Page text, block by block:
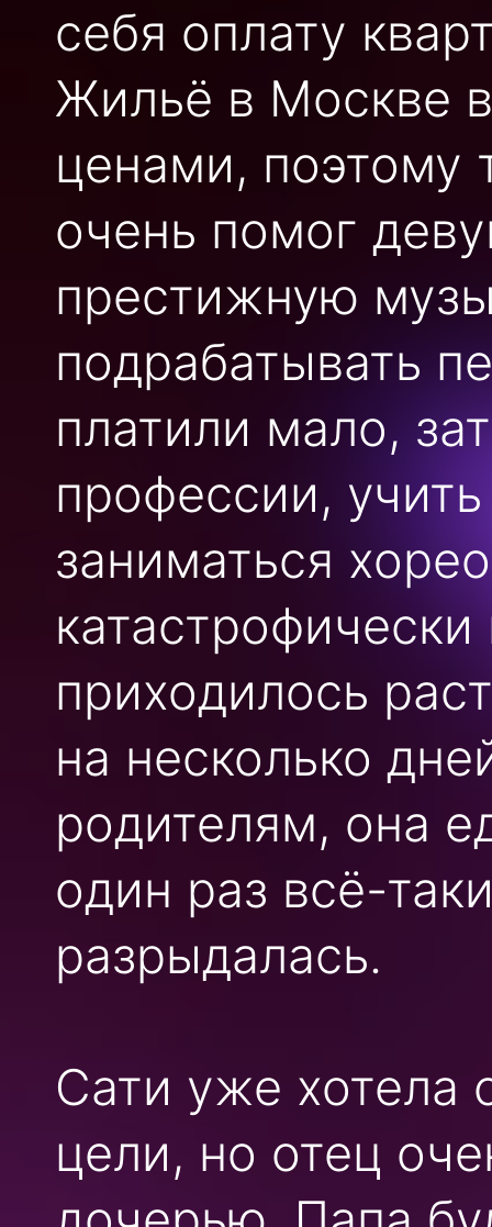
себя оплату
Жильё в Москве
ценами, поэтому
очень помог
престижную
подрабатывать
платили мало,
профессии,
заниматься
приходилось
на несколько
родителям, она
один раз всё-
разрыдалась.
Сати уже хотела
цели, но отец